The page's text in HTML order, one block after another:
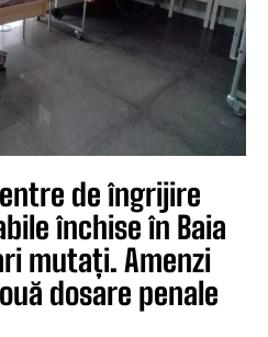
de îngrijire
închise în Baia
mutați. Amenzi
dosare penale